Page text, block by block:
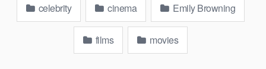
celebrity cinema Emily Browning
films movies